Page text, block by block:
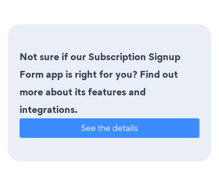
Not sure if our Subscription Signup
Form app is right for you? Find out
more about its features and
integrations.
See the details